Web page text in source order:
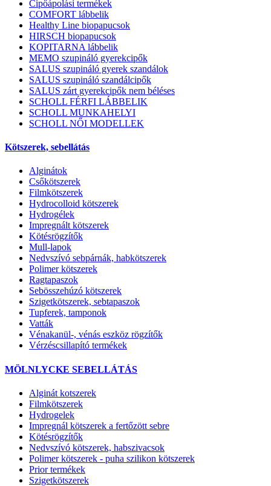
Cipőápolási termékek
COMFORT lábbelik
Healthy Line biopapucsok
HIRSCH biopapucsok
KOPITARNA lábbelik
MEMO szupináló gyerekcipők
SALUS szupináló gyerek szandálok
SALUS szupináló szandálcipők
SALUS zárt gyerekcipők nem béléses
SCHOLL FÉRFI LÁBBELIK
SCHOLL MUNKAHELYI
SCHOLL NŐI MODELLEK
Kötszerek, sebellátás
Alginátok
Csőkötszerek
Filmkötszerek
Hydrocolloid kötszerek
Hydrogélek
Impregnált kötszerek
Kötésrögzítők
Mull-lapok
Nedvszívó sebpárnák, habkötszerek
Polimer kötszerek
Ragtapaszok
Sebösszehúzó kötszerek
Szigetkötszerek, sebtapaszok
Tupferek, tamponok
Vatták
Vénakanül-, vénás eszköz rögzítők
Vérzéscsillapító termékek
MÖLNLYCKE SEBELLÁTÁS
Alginát kotszerek
Filmkötszerek
Hydrogelek
Impregnál kötszerek a fertőzött sebre
Kötésrögzítők
Nedvszívó kötszerek, habszivacsok
Polimer kötszerek - puha szilikon kötszerek
Prior termékek
Szigetkötszerek